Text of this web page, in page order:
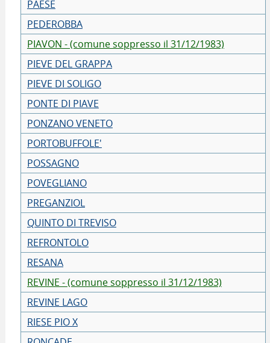
PAESE
PEDEROBBA
PIAVON - (comune soppresso il 31/12/1983)
PIEVE DEL GRAPPA
PIEVE DI SOLIGO
PONTE DI PIAVE
PONZANO VENETO
PORTOBUFFOLE'
POSSAGNO
POVEGLIANO
PREGANZIOL
QUINTO DI TREVISO
REFRONTOLO
RESANA
REVINE - (comune soppresso il 31/12/1983)
REVINE LAGO
RIESE PIO X